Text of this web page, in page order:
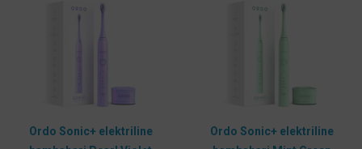
Ordo Sonic+ elektriline
Ordo Sonic+ elektriline